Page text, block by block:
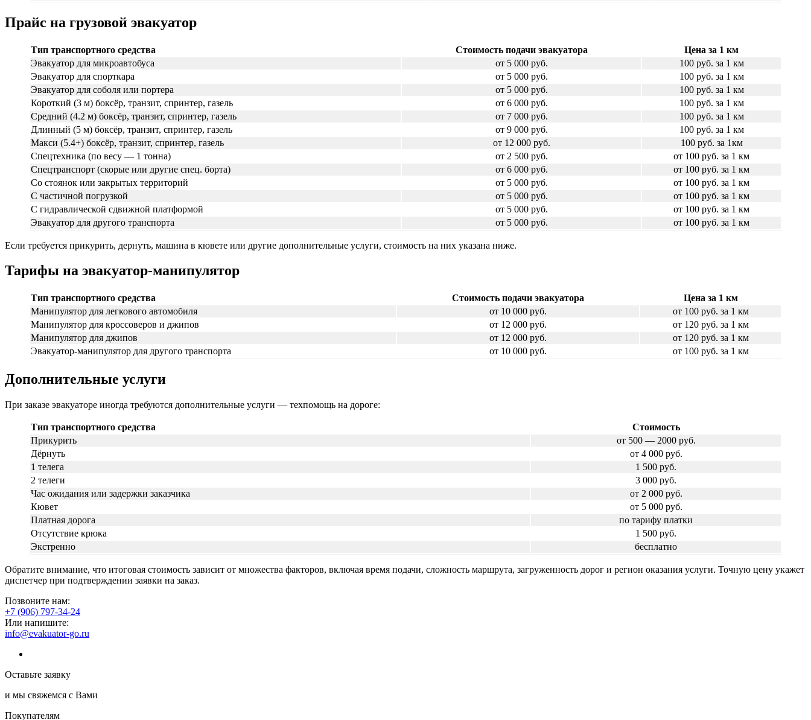
Прайс на грузовой эвакуатор
Тип транспортного средства Стоимость подачи эвакуатора
Цена за 1 км
Эвакуатор для микроавтобуса
от 5 000 руб.
100 руб. за 1 км
Эвакуатор для спорткара
от 5 000 руб.
100 руб. за 1 км
Эвакуатор для соболя или портера
от 5 000 руб.
100 руб. за 1 км
Короткий (3 м) боксёр, транзит, спринтер, газель
от 6 000 руб.
100 руб. за 1 км
Средний (4.2 м) боксёр, транзит, спринтер, газель
от 7 000 руб.
100 руб. за 1 км
Длинный (5 м) боксёр, транзит, спринтер, газель
от 9 000 руб.
100 руб. за 1 км
Макси (5.4+) боксёр, транзит, спринтер, газель
от 12 000 руб.
100 руб. за 1км
Спецтехника (по весу — 1 тонна)
от 2 500 руб.
от 100 руб. за 1 км
Спецтранспорт (скорые или другие спец. борта)
от 6 000 руб.
от 100 руб. за 1 км
Со стоянок или закрытых территорий
от 5 000 руб.
от 100 руб. за 1 км
С частичной погрузкой
от 5 000 руб.
от 100 руб. за 1 км
С гидравлической сдвижной платформой
от 5 000 руб.
от 100 руб. за 1 км
Эвакуатор для другого транспорта
от 5 000 руб. от 100 руб. за 1 км
Если требуется прикурить, дернуть, машина в кювете или другие дополнительные услуги, стоимость на них указана ниже.
Тарифы на эвакуатор-манипулятор
Тип транспортного средства Стоимость подачи эвакуатора
Цена за 1 км
Манипулятор для легкового автомобиля
от 10 000 руб.
от 100 руб. за 1 км
Манипулятор для кроссоверов и джипов
от 12 000 руб.
от 120 руб. за 1 км
Манипулятор для джипов
от 12 000 руб.
от 120 руб. за 1 км
Эвакуатор-манипулятор для другого транспорта
от 10 000 руб. от 100 руб. за 1 км
Дополнительные услуги
При заказе эвакуаторе иногда требуются дополнительные услуги — техпомощь на дороге:
Тип транспортного средства
Стоимость
Прикурить
от 500 — 2000 руб.
Дёрнуть
от 4 000 руб.
1 телега
1 500 руб.
2 телеги
3 000 руб.
Час ожидания или задержки заказчика
от 2 000 руб.
Кювет
от 5 000 руб.
Платная дорога
по тарифу платки
Отсутствие крюка
1 500 руб.
Экстренно
бесплатно
Обратите внимание, что итоговая стоимость зависит от множества факторов, включая время подачи, сложность маршрута, загруженность дорог и регион оказания услуги. Точную цену укажет
диспетчер при подтверждении заявки на заказ.
Позвоните нам:
+7 (906) 797-34-24
Или напишите:
info@evakuator-go.ru
Оставьте заявку
и мы свяжемся с Вами
Покупателям